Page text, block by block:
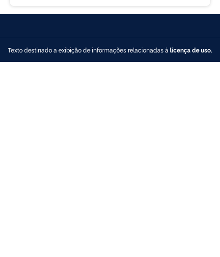
Texto destinado a exibição de informações relacionadas à licença de uso.